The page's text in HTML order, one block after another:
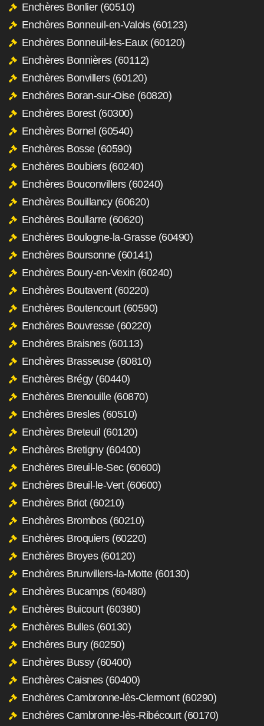
Enchères Bonlier (60510)
Enchères Bonneuil-en-Valois (60123)
Enchères Bonneuil-les-Eaux (60120)
Enchères Bonnières (60112)
Enchères Bonvillers (60120)
Enchères Boran-sur-Oise (60820)
Enchères Borest (60300)
Enchères Bornel (60540)
Enchères Bosse (60590)
Enchères Boubiers (60240)
Enchères Bouconvillers (60240)
Enchères Bouillancy (60620)
Enchères Boullarre (60620)
Enchères Boulogne-la-Grasse (60490)
Enchères Boursonne (60141)
Enchères Boury-en-Vexin (60240)
Enchères Boutavent (60220)
Enchères Boutencourt (60590)
Enchères Bouvresse (60220)
Enchères Braisnes (60113)
Enchères Brasseuse (60810)
Enchères Brégy (60440)
Enchères Brenouille (60870)
Enchères Bresles (60510)
Enchères Breteuil (60120)
Enchères Bretigny (60400)
Enchères Breuil-le-Sec (60600)
Enchères Breuil-le-Vert (60600)
Enchères Briot (60210)
Enchères Brombos (60210)
Enchères Broquiers (60220)
Enchères Broyes (60120)
Enchères Brunvillers-la-Motte (60130)
Enchères Bucamps (60480)
Enchères Buicourt (60380)
Enchères Bulles (60130)
Enchères Bury (60250)
Enchères Bussy (60400)
Enchères Caisnes (60400)
Enchères Cambronne-lès-Clermont (60290)
Enchères Cambronne-lès-Ribécourt (60170)